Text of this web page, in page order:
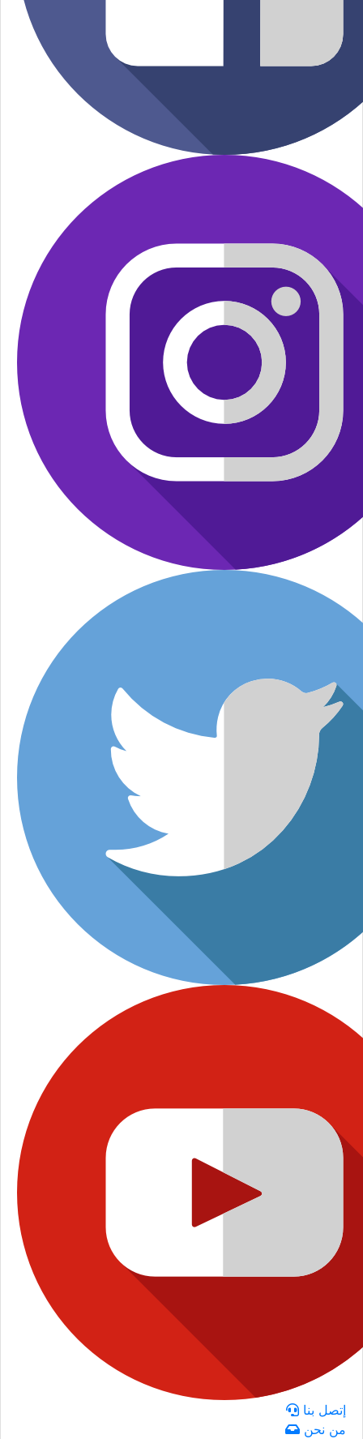
إتصل بنا
من نحن